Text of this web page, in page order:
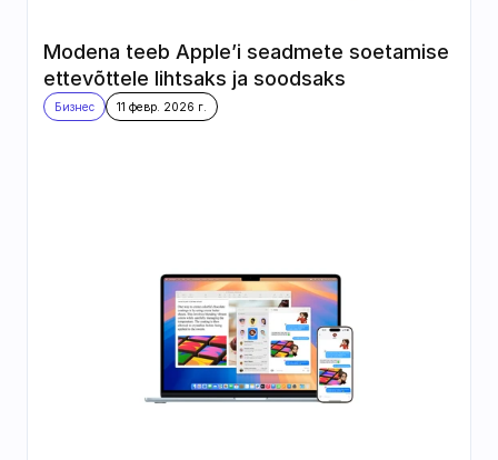
Modena teeb Apple’i seadmete soetamise
ettevõttele lihtsaks ja soodsaks
Бизнес 11 февр. 2026 г.